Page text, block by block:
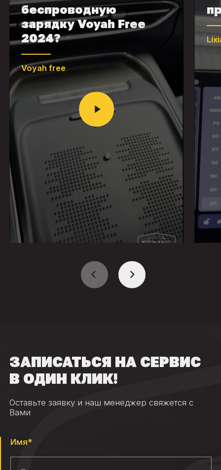
беспроводную
зарядку Voyah Free
2024?
Voyah free
ЗАПИСАТЬСЯ НА СЕРВИС
В ОДИН КЛИК!
Оставьте заявку и наш менеджер свяжется с
Вами
Имя*